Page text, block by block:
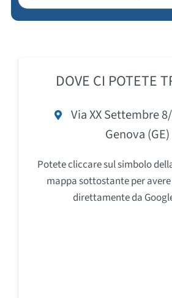
DOVE CI POTETE
Via XX Settembre
Genova (GE)
Potete cliccare sul simbolo
mappa sottostante per
direttamente da